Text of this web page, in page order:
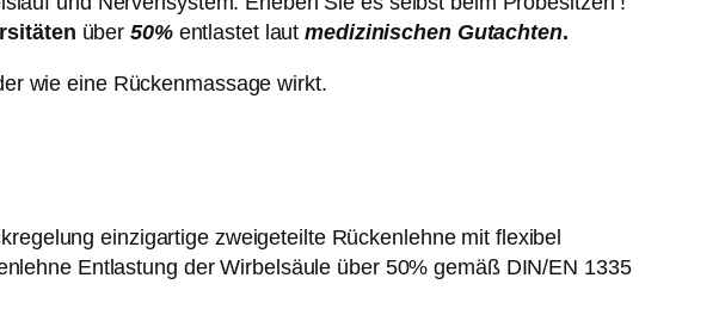
über50%entlastet lautmedizinischen Gutachten.
wie eine Rückenmassage wirkt.
einzigartige zweigeteilte Rückenlehne mit flexibel
Entlastung der Wirbelsäule über 50% gemäß DIN/EN 1335